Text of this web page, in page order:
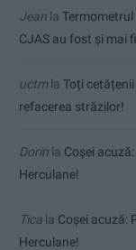
Jean la Termometrul
CJAS au fost și mai
uctmla Toți
refacerea străzilor!
Dorin la Coșei
Herculane!
Tica la Coșei acuză:
Herculane!